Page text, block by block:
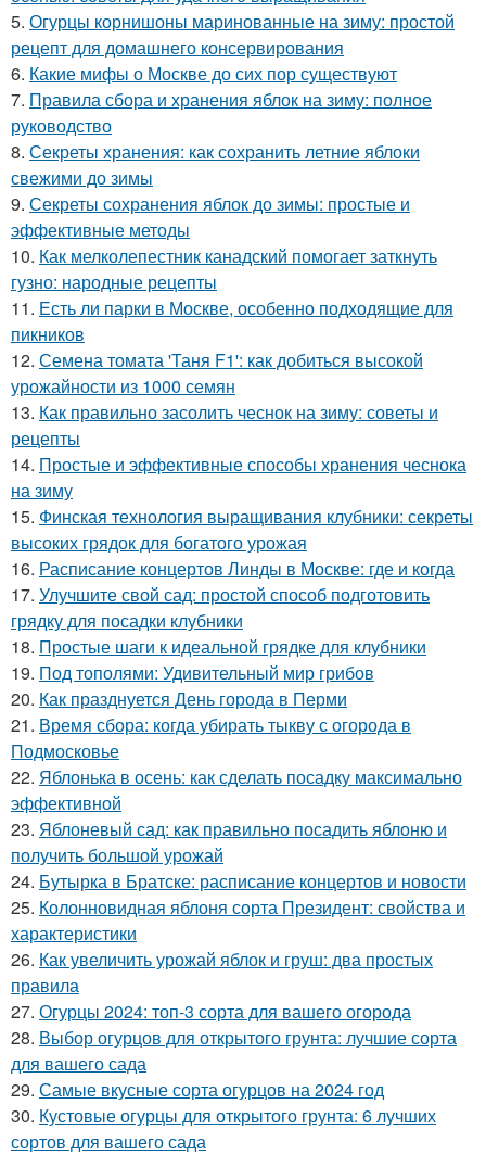
5. Огурцы корнишоны маринованные на зиму: простой
рецепт для домашнего консервирования
6. Какие мифы о Москве до сих пор существуют
7. Правила сбора и хранения яблок на зиму: полное
руководство
8. Секреты хранения: как сохранить летние яблоки
свежими до зимы
9. Секреты сохранения яблок до зимы: простые и
эффективные методы
10. Как мелколепестник канадский помогает заткнуть
гузно: народные рецепты
11. Есть ли парки в Москве, особенно подходящие для
пикников
12. Семена томата 'Таня F1': как добиться высокой
урожайности из 1000 семян
13. Как правильно засолить чеснок на зиму: советы и
рецепты
14. Простые и эффективные способы хранения чеснока
на зиму
15. Финская технология выращивания клубники: секреты
высоких грядок для богатого урожая
16. Расписание концертов Линды в Москве: где и когда
17. Улучшите свой сад: простой способ подготовить
грядку для посадки клубники
18. Простые шаги к идеальной грядке для клубники
19. Под тополями: Удивительный мир грибов
20. Как празднуется День города в Перми
21. Время сбора: когда убирать тыкву с огорода в
Подмосковье
22. Яблонька в осень: как сделать посадку максимально
эффективной
23. Яблоневый сад: как правильно посадить яблоню и
получить большой урожай
24. Бутырка в Братске: расписание концертов и новости
25. Колонновидная яблоня сорта Президент: свойства и
характеристики
26. Как увеличить урожай яблок и груш: два простых
правила
27. Огурцы 2024: топ-3 сорта для вашего огорода
28. Выбор огурцов для открытого грунта: лучшие сорта
для вашего сада
29. Самые вкусные сорта огурцов на 2024 год
30. Кустовые огурцы для открытого грунта: 6 лучших
сортов для вашего сада